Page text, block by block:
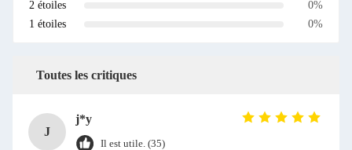
2 étoiles
0%
1 étoiles
0%
Toutes les critiques
J
j*y
Il est utile. (35)